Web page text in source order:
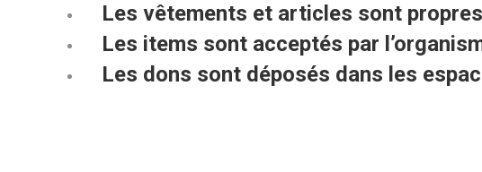
Les vêtements et articles sont
Les items sont acceptés par
Les dons sont déposés dans les